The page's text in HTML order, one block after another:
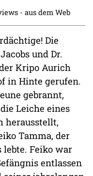
- aus dem Web
Die
und Dr.
Kripo Aurich
in Hinte gerufen.
gebrannt,
Leiche eines
herausstellt,
Tamma, der
lebte. Feiko war
entlassen